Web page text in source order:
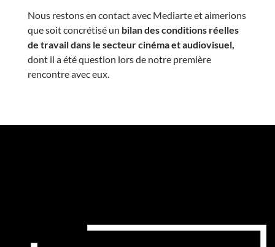
Nous restons en contact avec Mediarte et aimerions
que soit concrétisé un bilan des conditions réelles
de travail dans le secteur cinéma et audiovisuel,
dont il a été question lors de notre première
rencontre avec eux.